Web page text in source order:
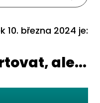
března 2024 je:
ale...